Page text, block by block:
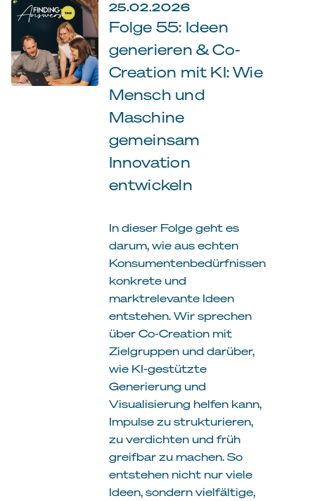
25.02.2026
Folge 55: Ideen
generieren & Co-
Creation mit KI: Wie
Mensch und
Maschine
gemeinsam
Innovation
entwickeln
In dieser Folge geht es
darum, wie aus echten
Konsumentenbedürfnissen
konkrete und
marktrelevante Ideen
entstehen. Wir sprechen
über Co-Creation mit
Zielgruppen und darüber,
wie KI-gestützte
Generierung und
Visualisierung helfen kann,
Impulse zu strukturieren,
zu verdichten und früh
greifbar zu machen. So
entstehen nicht nur viele
Ideen, sondern vielfältige,